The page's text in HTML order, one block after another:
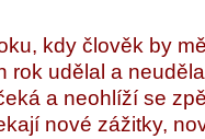
kdy člověk by
rok udělal a
a neohlíží se
nové zážitky,